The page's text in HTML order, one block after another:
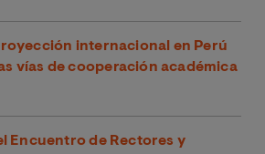
internacional en Perú
vías de cooperación académica
Encuentro de Rectores y